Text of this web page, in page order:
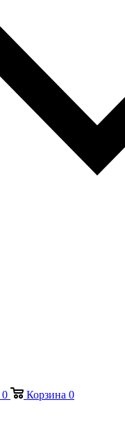
0 Корзина 0